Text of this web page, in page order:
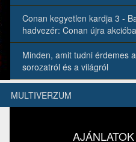
Conan kegyetlen kardja 3 -
hadvezér: Conan újra
Minden, amit tudni érdemes
sorozatról és a világról
MULTIVERZUM